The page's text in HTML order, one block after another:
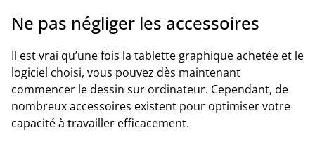
Ne pas négliger les accessoires
Il est vrai qu’une fois la tablette graphique achetée et le
logiciel choisi, vous pouvez dès maintenant
commencer le dessin sur ordinateur. Cependant, de
nombreux accessoires existent pour optimiser votre
capacité à travailler efficacement.